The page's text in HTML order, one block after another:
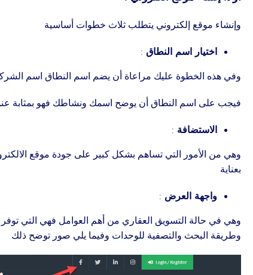
وإنشاء موقع إلكتروني يتطلب ثلاث خطوات أساسية
اختيار اسم النطاق :
وفي هذه الخطوة عليك مراعاة أن يضم اسم النطاق اسم
فيجب على اسم النطاق أن يوضح اسمك ونشاطك فهو بمثابة
الاستضافة :
وهي من الأمور التي تساهم بشكل كبير على جودة موقع
بعناية
واجهة العرض :
وهي في حالة التسويق العقاري من أهم العوامل فهي التي
وطريقة البحث والتصفية للوحدات وفيما يلي صور توضح ذلك